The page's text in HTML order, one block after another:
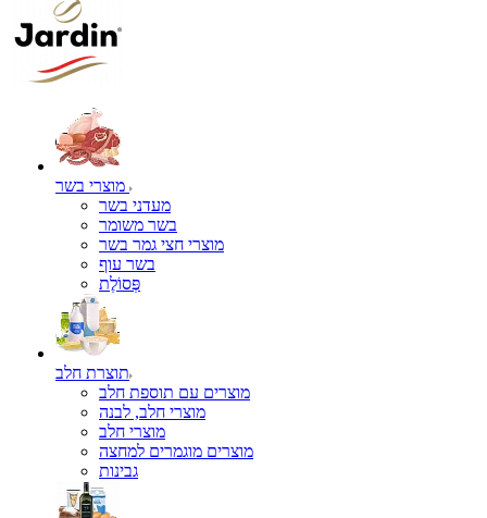
מעדני בשר
בשר משומר
מוצרי חצי גמר בשר
בשר עוף
פְּסוֹלֶת
תוצרת חלב
מוצרים עם תוספת חלב
מוצרי חלב, לבנה
מוצרי חלב
מוצרים מוגמרים למחצה
גבינות